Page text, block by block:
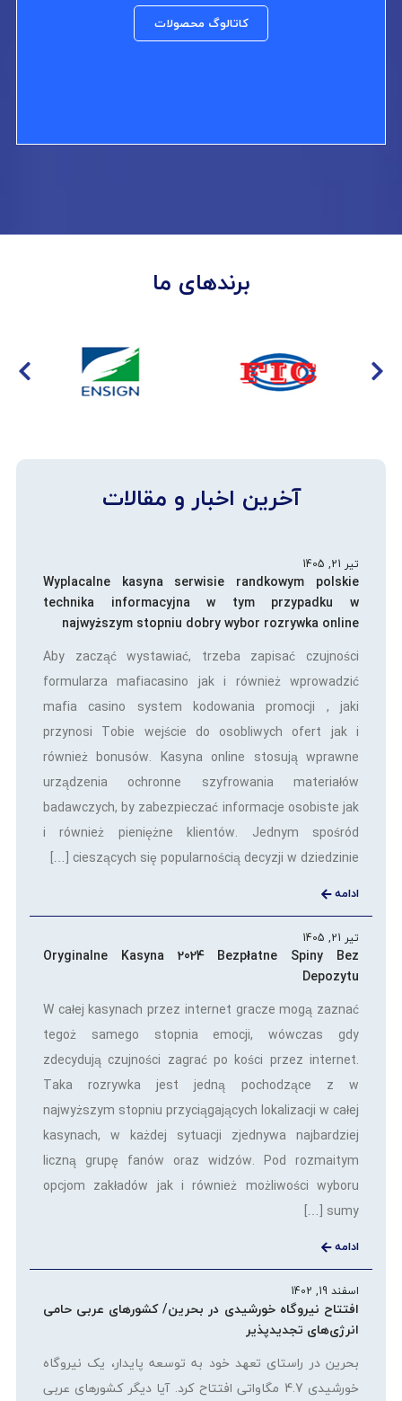
کاتالوگ محصولات
برندهای ما
آخرین اخبار و مقالات
تیر 21, 1405
Wyplacalne kasyna serwisie randkowym polskie
technika informacyjna w tym przypadku w
najwyższym stopniu dobry wybor rozrywka online
Aby zacząć wystawiać, trzeba zapisać czujności
formularza mafiacasino jak i również wprowadzić
mafia casino system kodowania promocji , jaki
przynosi Tobie wejście do osobliwych ofert jak i
również bonusów. Kasyna online stosują wprawne
urządzenia ochronne szyfrowania materiałów
badawczych, by zabezpieczać informacje osobiste jak
i również pieniężne klientów. Jednym spośród
cieszących się popularnością decyzji w dziedzinie […]
ادامه
تیر 21, 1405
Oryginalne Kasyna 2024 Bezpłatne Spiny Bez
Depozytu
W całej kasynach przez internet gracze mogą zaznać
tegoż samego stopnia emocji, wówczas gdy
zdecydują czujności zagrać po kości przez internet.
Taka rozrywka jest jedną pochodzące z w
najwyższym stopniu przyciągających lokalizacji w całej
kasynach, w każdej sytuacji zjednywa najbardziej
liczną grupę fanów oraz widzów. Pod rozmaitym
opcjom zakładów jak i również możliwości wyboru
sumy […]
ادامه
اسفند 19, 1402
افتتاح نیروگاه خورشیدی در بحرین/ کشورهای عربی حامی
انرژی‌های تجدیدپذیر
بحرین در راستای تعهد خود به توسعه پایدار، یک نیروگاه
خورشیدی 4.7 مگاواتی افتتاح کرد. آیا دیگر کشورهای عربی